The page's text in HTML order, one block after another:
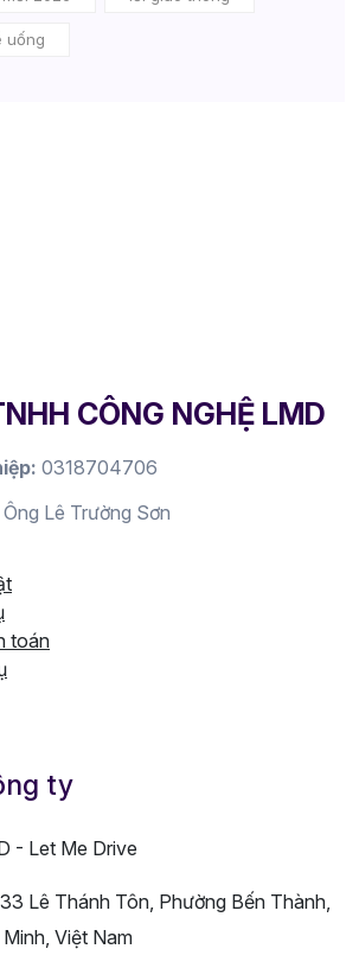
uống
CÔNG NGHỆ LMD
0318704706
Ông Lê Trường Sơn
toán
ty
- Let Me Drive
Lê Thánh Tôn, Phường Bến Thành,
Việt Nam